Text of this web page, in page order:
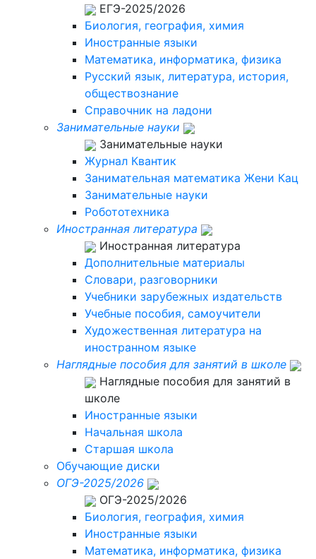
ЕГЭ-2025/2026
Биология, география, химия
Иностранные языки
Математика, информатика, физика
Русский язык, литература, история,
обществознание
Справочник на ладони
Занимательные науки
Занимательные науки
Журнал Квантик
Занимательная математика Жени Кац
Занимательные науки
Робототехника
Иностранная литература
Иностранная литература
Дополнительные материалы
Словари, разговорники
Учебники зарубежных издательств
Учебные пособия, самоучители
Художественная литература на
иностранном языке
Наглядные пособия для занятий в школе
Наглядные пособия для занятий в
школе
Иностранные языки
Начальная школа
Старшая школа
Обучающие диски
ОГЭ-2025/2026
ОГЭ-2025/2026
Биология, география, химия
Иностранные языки
Математика, информатика, физика